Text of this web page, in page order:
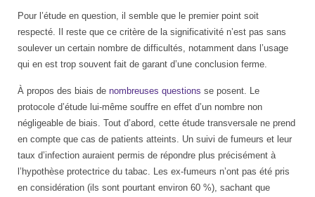
Pour l’étude en question, il semble que le premier point soit
respecté. Il reste que ce critère de la significativité n’est pas sans
soulever un certain nombre de difficultés, notamment dans l’usage
qui en est trop souvent fait de garant d’une conclusion ferme.
À propos des biais de nombreuses questions se posent. Le
protocole d’étude lui-même souffre en effet d’un nombre non
négligeable de biais. Tout d’abord, cette étude transversale ne prend
en compte que cas de patients atteints. Un suivi de fumeurs et leur
taux d’infection auraient permis de répondre plus précisément à
l’hypothèse protectrice du tabac. Les ex-fumeurs n’ont pas été pris
en considération (ils sont pourtant environ 60 %), sachant que